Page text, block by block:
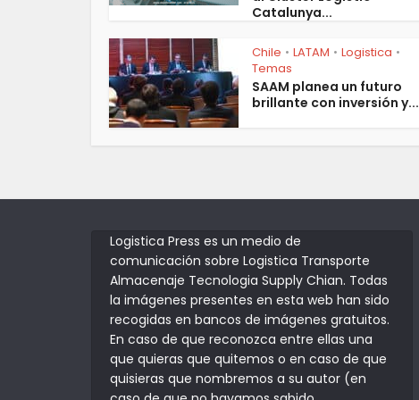
Catalunya...
Chile • LATAM • Logistica •
Temas
SAAM planea un futuro
brillante con inversión y...
Logistica Press es un medio de
comunicación sobre Logistica Transporte
Almacenaje Tecnologia Supply Chian. Todas
la imágenes presentes en esta web han sido
recogidas en bancos de imágenes gratuitos.
En caso de que reconozca entre ellas una
que quieras que quitemos o en caso de que
quisieras que nombremos a su autor (en